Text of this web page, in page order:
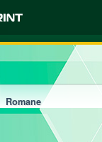
Romane